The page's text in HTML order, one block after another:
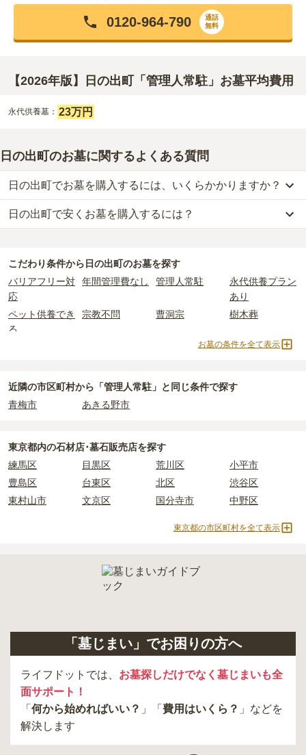
0120-964-790
通話
無料
【2026年版】日の出町「管理人常駐」お墓平均費用
永代供養墓： 23万円
日の出町のお墓に関するよくある質問
日の出町でお墓を購入するには、いくらかかりますか？
日の出町 での購入費用の目安は、一般墓が約203万円、樹木葬が約
75万円、納骨堂が約10万円、永代供養墓が約36万円です。
2つが主な費用となります。
の一般墓の永代使用料の平均は 36万円 で、墓石代は
東京都
の平均
です。いずれも区画の広さや墓石の大きさ・素材
樹木葬・納骨堂・永代供養墓は、基本的に墓石代がかからず、永代
・開眼法要の費用
：お墓を新しく建てた際に行う儀式のための費
・納骨式の費用
：お墓に遺骨を納める儀式のための費用。僧侶に渡
・ 年間管理費：お墓の管理費。契約後、毎年発生するケースがあり
正確な費用は、区画や石材の選び方によって大きく変わるため、見
積もりを取るまで確定しません。
日の出町で安くお墓を購入するには？
らお求めいただけます。
する「合祀墓（ごうしぼ）」と呼ばれるタイプです。個別のお墓に
比べて省スペースで管理の手間がかからないため、費用が安く設定
されています。
価格の目安は、1名あたり5万円〜30万円程度です。
てお墓を探すのがおすすめです。
こだわり条件から 日の出町のお墓を探す
バリアフリー対
応
年間管理費なし 管理人常駐
永代供養プラン
あり
ペット供養でき
る
宗教不問 曹洞宗 樹木葬
寺院墓地
お墓の条件を全て表示
近隣の市区町村から 「管理人常駐」と 同じ条件で探す
青梅市
あきる野市
東京都内の石材店･墓石販売店を探す
練馬区
目黒区 荒川区
小平市
豊島区
台東区 北区
渋谷区
東村山市
文京区 国分寺市 中野区
東京都の市区町村を全て表示
「墓じまい」でお困りの方へ
ライフドットでは、 お墓探しだけでなく墓じまいも全
面サポート！
「 何から始めればいい？ 」「 費用はいくら？ 」などを
解決します